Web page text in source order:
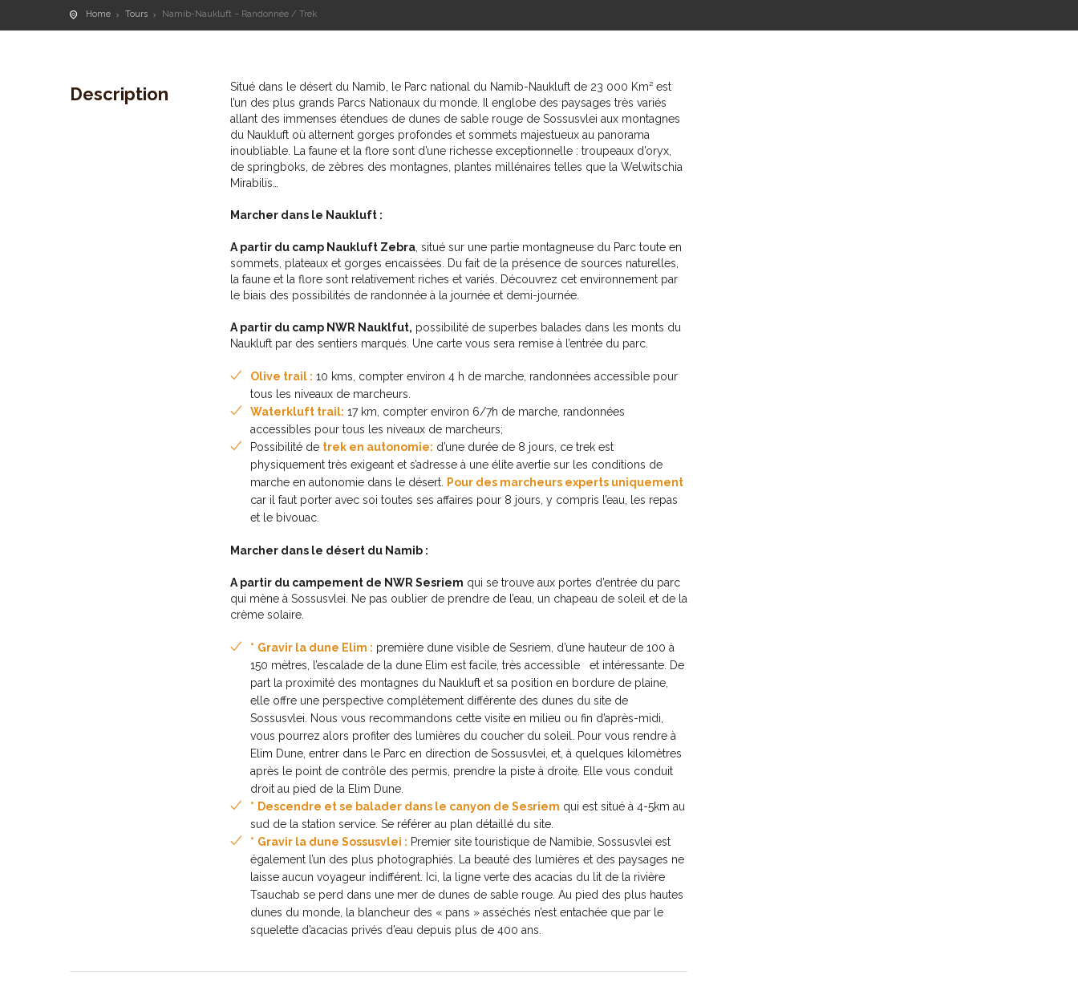
Home Tours Namib-Naukluft – Randonnée / Trek
Description
Situé dans le désert du Namib, le Parc national du Namib-Naukluft de 23 000 Km² est
l’un des plus grands Parcs Nationaux du monde. Il englobe des paysages très variés
allant des immenses étendues de dunes de sable rouge de Sossusvlei aux montagnes
du Naukluft où alternent gorges profondes et sommets majestueux au panorama
inoubliable. La faune et la flore sont d’une richesse exceptionnelle : troupeaux d’oryx,
de springboks, de zèbres des montagnes, plantes millénaires telles que la Welwitschia
Mirabilis…
Marcher dans le Naukluft :
A partir du camp Naukluft Zebra , situé sur une partie montagneuse du Parc toute en
sommets, plateaux et gorges encaissées. Du fait de la présence de sources naturelles,
la faune et la flore sont relativement riches et variés. Découvrez cet environnement par
le biais des possibilités de randonnée à la journée et demi-journée.
A partir du camp NWR Nauklfut, possibilité de superbes balades dans les monts du
Naukluft par des sentiers marqués. Une carte vous sera remise à l’entrée du parc.
Olive trail : 10 kms, compter environ 4 h de marche, randonnées accessible pour
tous les niveaux de marcheurs.
Waterkluft trail: 17 km, compter environ 6/7h de marche, randonnées
accessibles pour tous les niveaux de marcheurs;
Possibilité de trek en autonomie: d’une durée de 8 jours, ce trek est
physiquement très exigeant et s’adresse à une élite avertie sur les conditions de
marche en autonomie dans le désert.
Pour des marcheurs experts uniquement
car il faut porter avec soi toutes ses affaires pour 8 jours, y compris l’eau, les repas
et le bivouac.
Marcher dans le désert du Namib :
A partir du campement de NWR Sesriem qui se trouve aux portes d’entrée du parc
qui mène à Sossusvlei. Ne pas oublier de prendre de l’eau, un chapeau de soleil et de la
crème solaire.
* Gravir la dune Elim : première dune visible de Sesriem, d’une hauteur de 100 à
150 mètres, l’escalade de la dune Elim est facile, très accessible et intéressante. De
part la proximité des montagnes du Naukluft et sa position en bordure de plaine,
elle offre une perspective complètement différente des dunes du site de
Sossusvlei. Nous vous recommandons cette visite en milieu ou fin d’après-midi,
vous pourrez alors profiter des lumières du coucher du soleil. Pour vous rendre à
Elim Dune, entrer dans le Parc en direction de Sossusvlei, et, à quelques kilomètres
après le point de contrôle des permis, prendre la piste à droite. Elle vous conduit
droit au pied de la Elim Dune.
* Descendre et se balader dans le canyon de Sesriem qui est situé à 4-5km au
sud de la station service. Se référer au plan détaillé du site.
* Gravir la dune Sossusvlei : Premier site touristique de Namibie, Sossusvlei est
également l’un des plus photographiés. La beauté des lumières et des paysages ne
laisse aucun voyageur indifférent. Ici, la ligne verte des acacias du lit de la rivière
Tsauchab se perd dans une mer de dunes de sable rouge. Au pied des plus hautes
dunes du monde, la blancheur des « pans » asséchés n’est entachée que par le
squelette d’acacias privés d’eau depuis plus de 400 ans.